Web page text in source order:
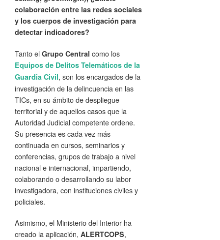
colaboración entre las redes sociales
y los cuerpos de investigación para
detectar indicadores?
Tanto el Grupo Central como los
Equipos de Delitos Telemáticos de la
Guardia Civil, son los encargados de la
investigación de la delincuencia en las
TICs, en su ámbito de despliegue
territorial y de aquellos casos que la
Autoridad Judicial competente ordene.
Su presencia es cada vez más
continuada en cursos, seminarios y
conferencias, grupos de trabajo a nivel
nacional e internacional, impartiendo,
colaborando o desarrollando su labor
investigadora, con instituciones civiles y
policiales.
Asimismo, el Ministerio del Interior ha
creado la aplicación, ALERTCOPS,